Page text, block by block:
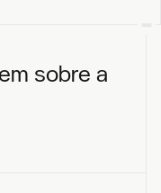
sobre a